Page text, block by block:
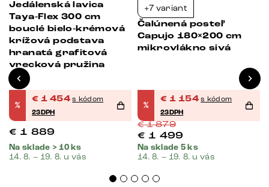
Jedálenská lavica
Taya-Flex 300 cm
bouclé bielo-krémová
krížová podstava
hranatá grafitová
vrecková pružina
%
€ 1 454 s kódom
23DPH
€ 1 889
Na sklade > 10 ks
14. 8. – 19. 8. u vás
+7 variant
Čalúnená posteľ
Capujo 180×200 cm
mikrovlákno sivá
%
€ 1 154 s kódom
23DPH
€1 879
€ 1 499
Na sklade 5 ks
14. 8. – 19. 8. u vás